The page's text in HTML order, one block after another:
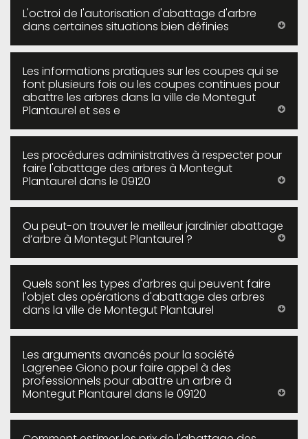
L'octroi de l'autorisation d'abattage d'arbre
dans certaines situations bien définies
Les informations pratiques sur les coupes qui se
font plusieurs fois ou les coupes continues pour
abattre les arbres dans la ville de Montegut
Plantaurel et ses e
Les procédures administratives à respecter pour
faire l'abattage des arbres à Montegut
Plantaurel dans le 09120
Ou peut-on trouver le meilleur jardinier abattage
d’arbre à Montegut Plantaurel ?
Quels sont les types d'arbres qui peuvent faire
l'objet des opérations d'abattage des arbres
dans la ville de Montegut Plantaurel
Les arguments avancés pour la société
Lagrenee Giono pour faire appel à des
professionnels pour abattre un arbre à
Montegut Plantaurel dans le 09120